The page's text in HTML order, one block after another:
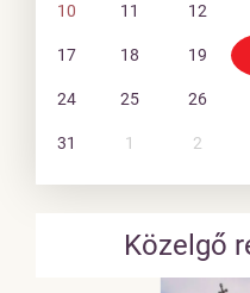
10 11 12
17 18 19
24 25 26
31 1 2
Közelgő